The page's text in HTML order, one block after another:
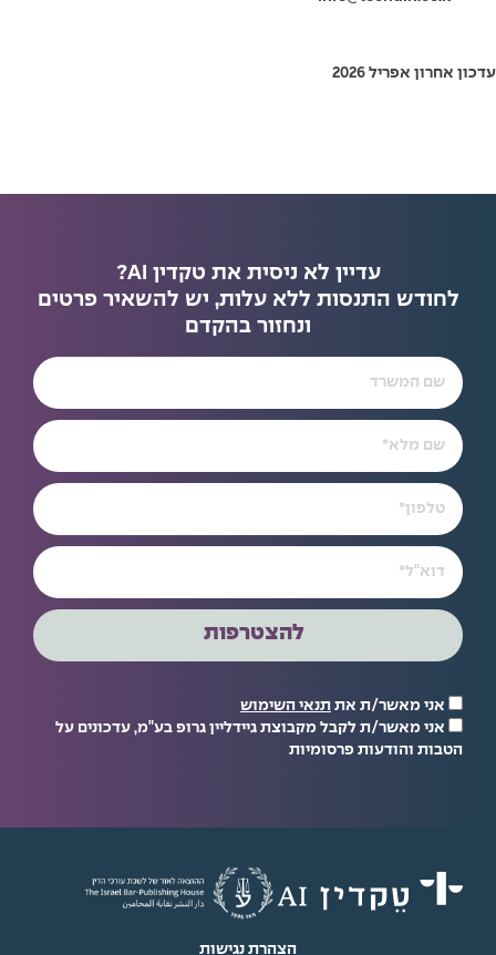
עדכון אחרון אפריל 2026
עדיין לא ניסית את טקדין AI?
לחודש התנסות ללא עלות, יש להשאיר פרטים
ונחזור בהקדם
אני מאשר/ת את תנאי השימוש
אני מאשר/ת לקבל מקבוצת גיידליין גרופ בע"מ, עדכונים על
הטבות והודעות פרסומיות
להצטרפות
הצהרת נגישות